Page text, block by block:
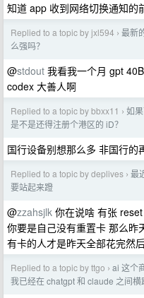
知道 app 收到网络切换通知的
Replied to a topic by jxl594 › 最新
么强吗？
@stdout 我看我一个月 gpt
codex 大善人啊
Replied to a topic by bbxx11 › 如
是不是还得注册个港区的 iD？
国行设备别想那么多 非国行的
Replied to a topic by deplives › 最
要站起来蹬
@zzahsjlk 你在说啥 有张
你要是自己没有重置卡 那么昨
有卡的人才是昨天全部花完然
Replied to a topic by ttgo › ai 这个
我已经在 chatgpt 和 claude 之间横